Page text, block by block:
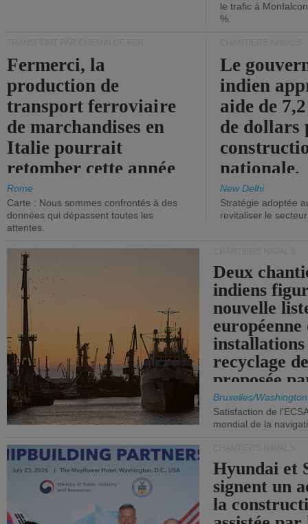
le trafic à
%.
Fermerci, la
production de
transport ferroviaire
de marchandises en
Italie pourrait
retomber cette année
aux niveaux de 2015.
Rome
Carte : Nous sommes confrontés à des
données qui dépassent toutes les
attentes.
Le
indien
aide de
de dollars
nationale.
New Delhi
Stratégie adoptée
revitaliser le secteur
Deux
indiens
nouvelle
européenne
installations
recyclage
proposée
Bruxelles/Washington
Satisfaction de
mondial de la
Hyundai et
signent un
la